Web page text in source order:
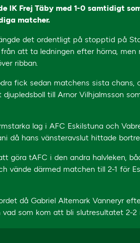
IK Frej Täby med 1-0 samtidigt
matcher.
det ordentligt på stopptid på
att ta ledningen efter hörna, men
ribban.
fick sedan matchens sista chans,
till Arnor Vilhjalmsson
lag i AFC Eskilstuna och
då hans vänsteravslut hittade
göra tAFC i den andra halvleken,
vände därmed matchen till 2-1 för
då Gabriel Altemark Vanneryr
som kom att bli slutresultatet 2-2